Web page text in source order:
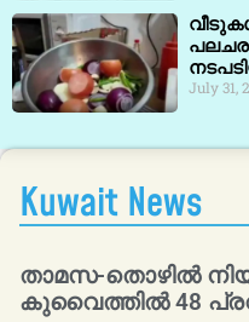
July 31,
Kuwait News
താമസ-തൊഴിൽ
കുവൈത്തിൽ 48